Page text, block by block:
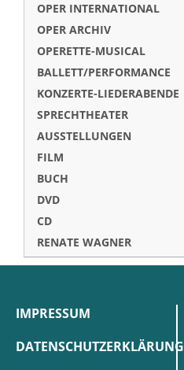
OPER INTERNATIONAL
OPER ARCHIV
OPERETTE-MUSICAL
BALLETT/PERFORMANCE
KONZERTE-LIEDERABENDE
SPRECHTHEATER
AUSSTELLUNGEN
FILM
BUCH
DVD
CD
RENATE WAGNER
IMPRESSUM
DATENSCHUTZERKLÄRUNG